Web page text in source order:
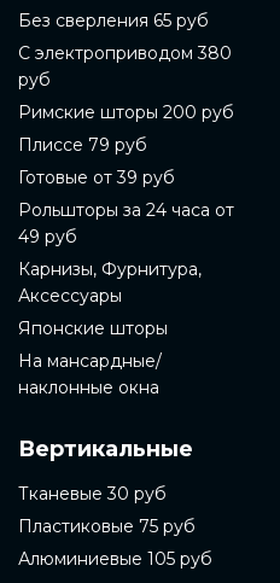
Без сверления 65 руб
С электроприводом 380
руб
Римские шторы 200 руб
Плиссе 79 руб
Готовые от 39 руб
Рольшторы за 24 часа от
49 руб
Карнизы, Фурнитура,
Аксессуары
Японские шторы
На мансардные/
наклонные окна
Вертикальные
Тканевые 30 руб
Пластиковые 75 руб
Алюминиевые 105 руб